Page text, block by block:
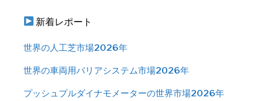
新着レポート
世界の人工芝市場2026年
世界の車両用バリアシステム市場2026年
プッシュプルダイナモメーターの世界市場2026年